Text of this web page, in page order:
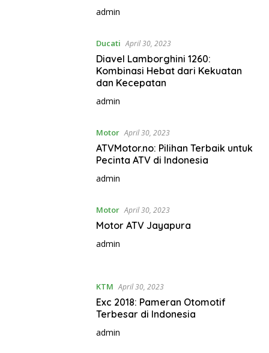
admin
Ducati April 30, 2023
Diavel Lamborghini 1260:
Kombinasi Hebat dari Kekuatan
dan Kecepatan
admin
Motor April 30, 2023
ATVMotor.no: Pilihan Terbaik untuk
Pecinta ATV di Indonesia
admin
Motor April 30, 2023
Motor ATV Jayapura
admin
KTM April 30, 2023
Exc 2018: Pameran Otomotif
Terbesar di Indonesia
admin